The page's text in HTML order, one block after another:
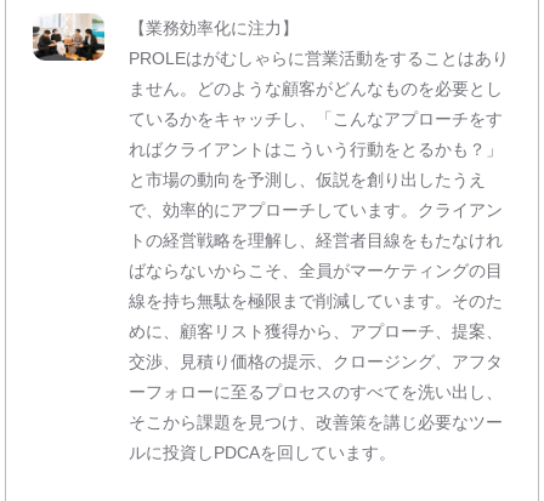
【業務効率化に注力】
PROLEはがむしゃらに営業活動をすることはあり
ません。どのような顧客がどんなものを必要とし
ているかをキャッチし、「こんなアプローチをす
ればクライアントはこういう行動をとるかも？」
と市場の動向を予測し、仮説を創り出したうえ
で、効率的にアプローチしています。クライアン
トの経営戦略を理解し、経営者目線をもたなけれ
ばならないからこそ、全員がマーケティングの目
線を持ち無駄を極限まで削減しています。そのた
めに、顧客リスト獲得から、アプローチ、提案、
交渉、見積り価格の提示、クロージング、アフタ
ーフォローに至るプロセスのすべてを洗い出し、
そこから課題を見つけ、改善策を講じ必要なツー
ルに投資しPDCAを回しています。